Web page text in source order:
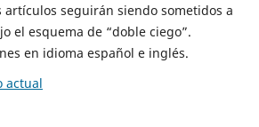
artículos seguirán siendo sometidos a
el esquema de “doble ciego”.
en idioma español e inglés.
actual